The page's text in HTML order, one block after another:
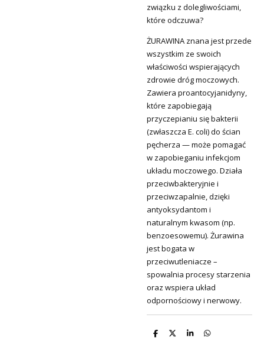
związku z dolegliwościami,
które odczuwa?
ŻURAWINA znana jest przede
wszystkim ze swoich
właściwości wspierających
zdrowie dróg moczowych.
Zawiera proantocyjanidyny,
które zapobiegają
przyczepianiu się bakterii
(zwłaszcza E. coli) do ścian
pęcherza — może pomagać
w zapobieganiu infekcjom
układu moczowego. Działa
przeciwbakteryjnie i
przeciwzapalnie, dzięki
antyoksydantom i
naturalnym kwasom (np.
benzoesowemu). Żurawina
jest bogata w
przeciwutleniacze –
spowalnia procesy starzenia
oraz wspiera układ
odpornościowy i nerwowy.
D
D
S
D